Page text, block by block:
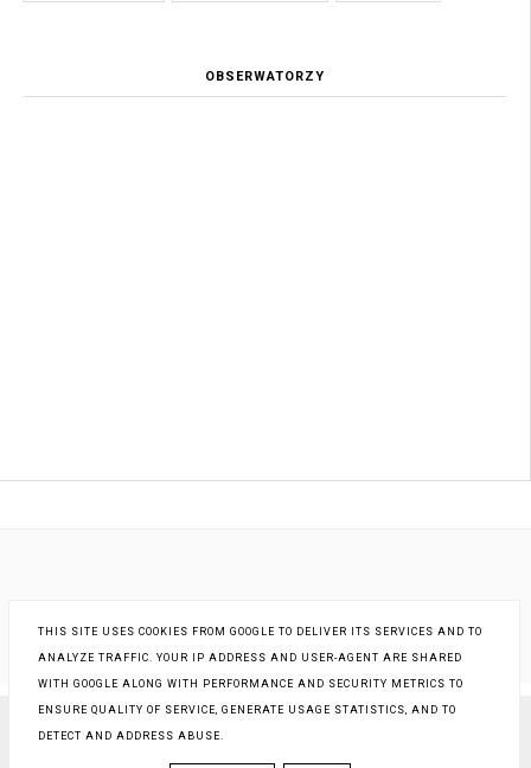
OBSERWATORZY
COPYRIGHT © KSIĄŻKI - INNA RZECZYWISTOŚĆ
BLOG DESIGN:KAROGRAFIA.PL
THIS SITE USES COOKIES FROM GOOGLE TO DELIVER ITS SERVICES AND TO
ANALYZE TRAFFIC. YOUR IP ADDRESS AND USER-AGENT ARE SHARED
WITH GOOGLE ALONG WITH PERFORMANCE AND SECURITY METRICS TO
ENSURE QUALITY OF SERVICE, GENERATE USAGE STATISTICS, AND TO
DETECT AND ADDRESS ABUSE.